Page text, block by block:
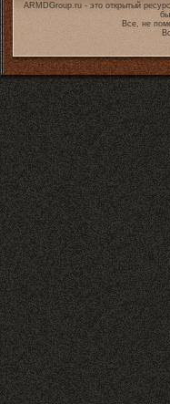
ARMDGroup.ru - это открытый
Все, не